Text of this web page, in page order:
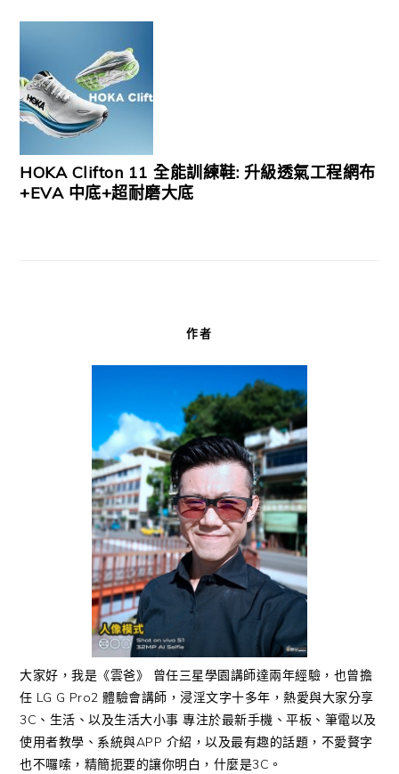
HOKA Clifton 11 全能訓練鞋: 升級透氣工程網布
+EVA 中底+超耐磨大底
作者
大家好，我是《雲爸》 曾任三星學園講師達兩年經驗，也曾擔
任 LG G Pro2 體驗會講師，浸淫文字十多年，熱愛與大家分享
3C、生活、以及生活大小事 專注於最新手機、平板、筆電以及
使用者教學、系統與APP 介紹，以及最有趣的話題，不愛贅字
也不囉嗦，精簡扼要的讓你明白，什麼是3C。